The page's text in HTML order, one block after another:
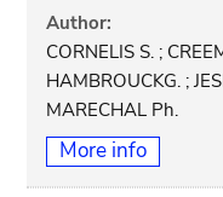
Author:
CORNELIS S. ;
HAMBROUCKG. ;
MARECHAL Ph.
More info